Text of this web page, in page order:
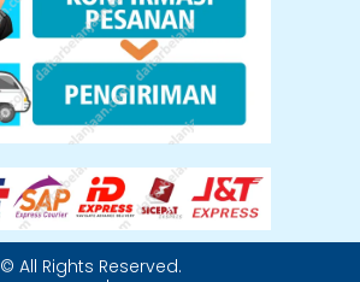
© All Rights Reserved.